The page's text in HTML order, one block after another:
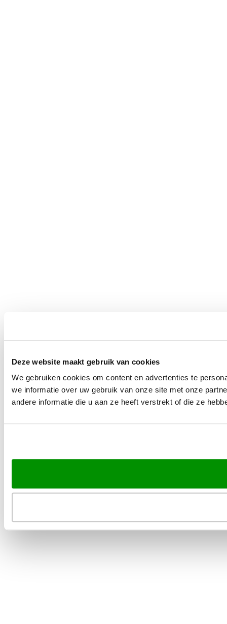
Deze website maakt gebruik van cookies
We gebruiken cookies om content en advertenties te
we informatie over uw gebruik van onze site met onze
andere informatie die u aan ze heeft verstrekt of die ze